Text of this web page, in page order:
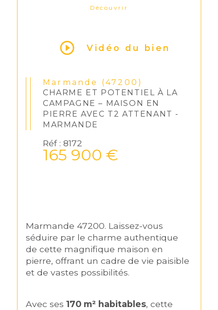
Découvrir
Vidéo du bien
Marmande (47200)
CHARME ET POTENTIEL À LA
CAMPAGNE – MAISON EN
PIERRE AVEC T2 ATTENANT -
MARMANDE
Réf : 8172
165 900 €
Marmande 47200. Laissez-vous
séduire par le charme authentique
de cette magnifique maison en
pierre, offrant un cadre de vie paisible
et de vastes possibilités.
Avec ses 170 m² habitables, cette